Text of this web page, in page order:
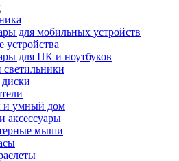
для мобильных устройств
устройства
для ПК и ноутбуков
и умный дом
аксессуары
мыши